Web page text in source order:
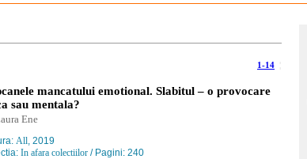
1-14
mancatului emotional. Slabitul – o provocare
sau mentala?
Ene
All, 2019
In afara colectiilor / Pagini: 240